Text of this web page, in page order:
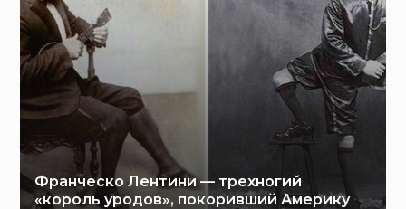
Франческо Лентини — трехногий
«король уродов», покоривший Америку